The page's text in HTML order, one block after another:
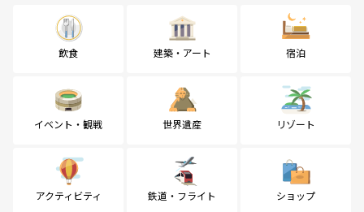
飲食 建築・アート 宿泊
イベント・観戦 世界遺産 リゾート
アクティビティ 鉄道・フライト ショップ